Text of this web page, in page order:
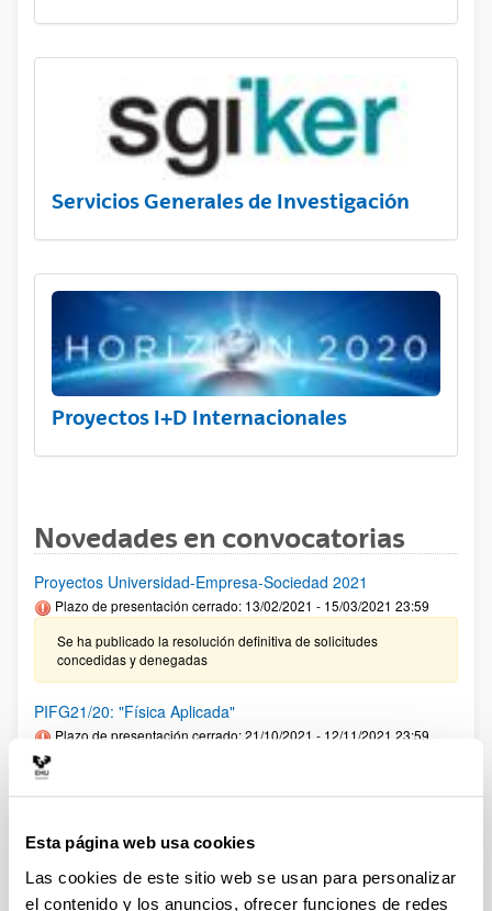
Esta página web usa cookies
Las cookies de este sitio web se usan para personalizar
el contenido y los anuncios, ofrecer funciones de redes
Servicios Generales de Investigación
Proyectos I+D Internacionales
Novedades en convocatorias
Proyectos Universidad-Empresa-Sociedad 2021
Plazo de presentación cerrado: 13/02/2021 - 15/03/2021 23:59
Se ha publicado la resolución definitiva de solicitudes
concedidas y denegadas
PIFG21/20: "Física Aplicada"
Plazo de presentación cerrado: 21/10/2021 - 12/11/2021 23:59
Plazo de presentación cerrado: 22/11/2012 - 17/12/2021 14:00
El plazo para presentar las solicitudes finalizará el 17/12/2020
a las 14:00